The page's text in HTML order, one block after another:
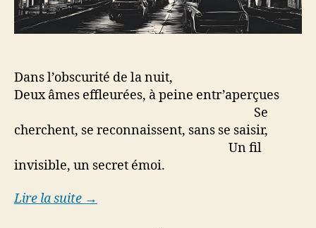
Dans l’obscurité de la nuit,
Deux âmes effleurées, à peine entr’aperçues
Se
cherchent, se reconnaissent, sans se saisir,
Un fil
invisible, un secret émoi.
Lire la suite →